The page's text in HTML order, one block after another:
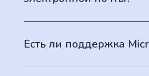
Есть ли поддержка